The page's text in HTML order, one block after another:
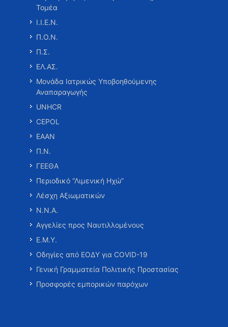
Τομέα
Ι.Ι.Ε.Ν.
Π.Ο.Ν.
Π.Σ.
ΕΛ.ΑΣ.
Μονάδα Ιατρικώς Υποβοηθούμενης
Αναπαραγωγής
UNHCR
CEPOL
ΕΑΑΝ
Π.Ν.
ΓΕΕΘΑ
Περιοδικό “Λιμενική Ηχώ”
Λέσχη Αξιωματικών
Ν.Ν.Α.
Αγγελίες προς Ναυτιλλομένους
Ε.Μ.Υ.
Οδηγίες από ΕΟΔΥ για COVID-19
Γενική Γραμματεία Πολιτικής Προστασίας
Προσφορές εμπορικών παρόχων